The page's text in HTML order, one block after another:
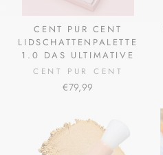
CENT PUR CENT
LIDSCHATTENPALETTE
1.0 DAS ULTIMATIVE
CENT PUR CENT
€79,99